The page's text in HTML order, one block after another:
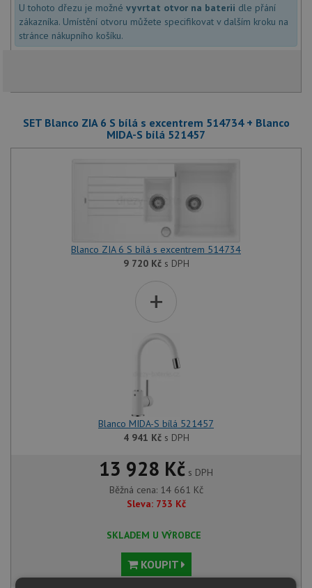
U tohoto dřezu je možné vyvrtat otvor na baterii dle přání
zákazníka. Umístění otvoru můžete specifikovat v dalším kroku na
stránce nákupního košíku.
SET Blanco ZIA 6 S bílá s excentrem 514734 + Blanco
MIDA-S bílá 521457
Blanco ZIA 6 S bílá s excentrem 514734
9 720 Kčs DPH
+
Blanco MIDA-S bílá 521457
4 941 Kčs DPH
13 928 Kč s DPH
Běžná cena: 14 661 Kč
Sleva: 733 Kč
SKLADEM U VÝROBCE
KOUPIT